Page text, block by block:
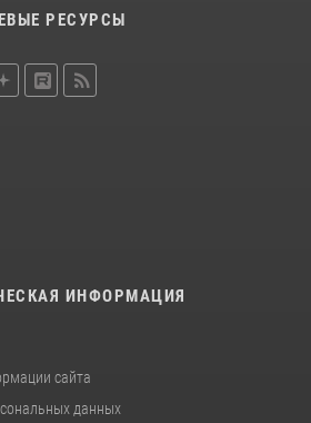
РЕСУРСЫ
ИНФОРМАЦИЯ
сайта
данных